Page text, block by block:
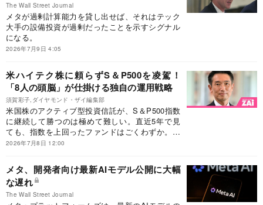
The Wall Street Journal
メタが過剰計算能力を貸し出せば、それはテック
大手の設備投資が過剰だったことを示すシグナル
になる。
2026年7月9日 4:05
米ハイテク株に頼らずS＆P500を凌駕！
「8人の頭脳」が仕掛ける独自の運用戦略
須賀彩子,ダイヤモンド・ザイ編集部
米国株のアクティブ型投資信託が、S＆P500指数
に継続して勝つのは極めて難しい。直近5年で見
ても、指数を上回ったファンドはごくわずか。そ
んなインデックス優位の時代に、「ダイヤモン
門で最優秀賞を受賞したのが、「キャピタル・イ
ンベストメント・カンパニー・オブ・アメリカ
（ICA）」（キャピタル・インターナショナル）
だ。米キャピタル・グループが長年運用してきた
2026年7月8日 12:00
メタ、開発者向け最新AIモデル公開に大幅
な遅れ
The Wall Street Journal